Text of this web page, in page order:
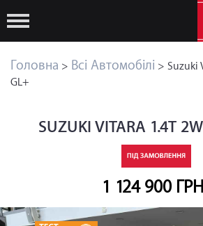
Головна > Всі Автомобілі > Suzuki
GL+
SUZUKI VITARA 1.4T
1 124 900